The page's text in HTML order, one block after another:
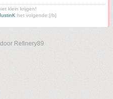
klein krijgen!
het volgende:[/b]
Refinery89